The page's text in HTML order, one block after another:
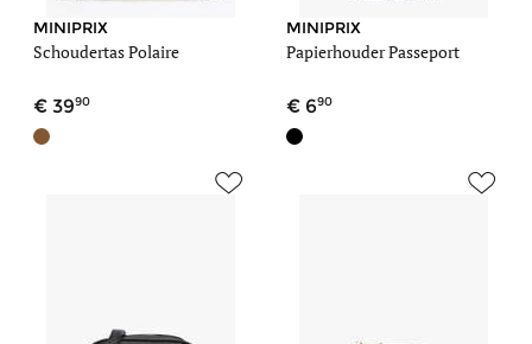
MINIPRIX
Schoudertas Polaire
3990
MINIPRIX
Papierhouder Passeport
690